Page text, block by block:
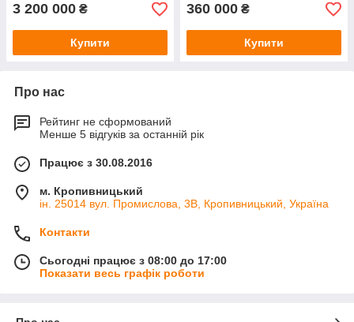
3 200 000 ₴
Купити
360 000 ₴
Купити
Про нас
Рейтинг не сформований
Менше 5 відгуків за останній рік
Працює з 30.08.2016
м. Кропивницький
ін. 25014 вул. Промислова, 3В, Кропивницький, Україна
Контакти
Сьогодні працює з 08:00 до 17:00
Показати весь графік роботи